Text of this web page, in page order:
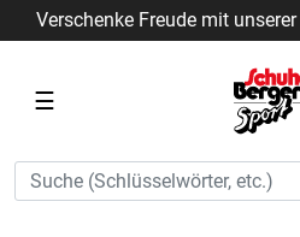
Verschenke Freude mit unserer
☰